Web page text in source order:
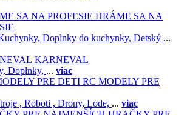
HRÁME SA NA
Doplnky do kuchynky, Detský ...
KARNEVAL
Doplnky, ... viac
RC MODELY PRE
, Roboti , Drony, Lode, ... viac